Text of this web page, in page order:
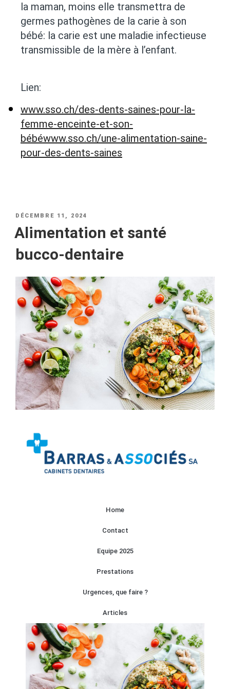
la maman, moins elle transmettra de
germes pathogènes de la carie à son
bébé: la carie est une maladie infectieuse
transmissible de la mère à l’enfant.
Lien:
www.sso.ch/des-dents-saines-pour-la-
femme-enceinte-et-son-
bébéwww.sso.ch/une-alimentation-saine-
pour-des-dents-saines
DÉCEMBRE 11, 2024
Alimentation et santé
bucco-dentaire
Home
Contact
Equipe 2025
Prestations
Urgences, que faire ?
Articles